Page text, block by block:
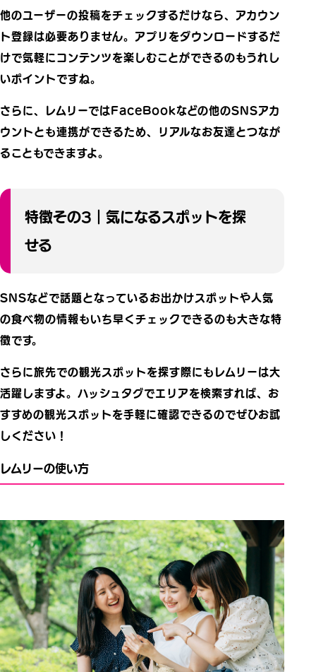
他のユーザーの投稿をチェックするだけなら、アカウン
ト登録は必要ありません。アプリをダウンロードするだ
けで気軽にコンテンツを楽しむことができるのもうれし
いポイントですね。
さらに、レムリーではFaceBookなどの他のSNSアカ
ウントとも連携ができるため、リアルなお友達とつなが
ることもできますよ。
特徴その3｜気になるスポットを探
せる
SNSなどで話題となっているお出かけスポットや人気
の食べ物の情報もいち早くチェックできるのも大きな特
徴です。
さらに旅先での観光スポットを探す際にもレムリーは大
活躍しますよ。ハッシュタグでエリアを検索すれば、お
すすめの観光スポットを手軽に確認できるのでぜひお試
しください！
レムリーの使い方